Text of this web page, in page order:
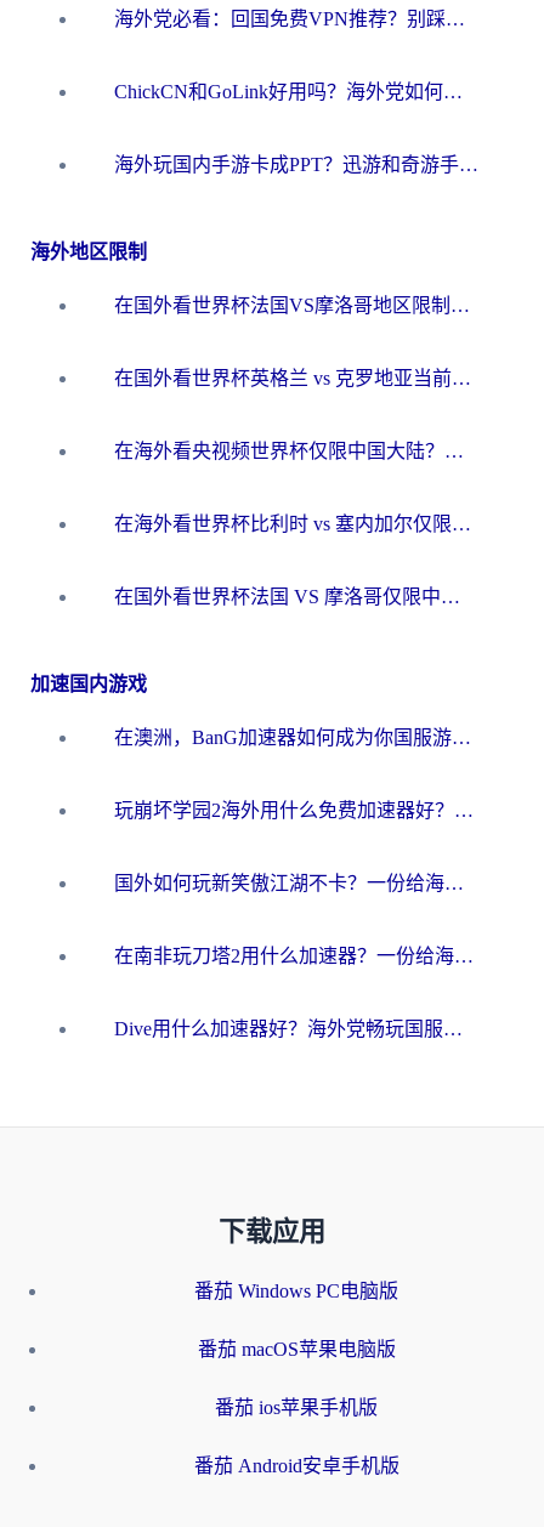
海外党必看：回国免费VPN推荐？别踩坑！教你选对加速器无缝刷国内资源
ChickCN和GoLink好用吗？海外党如何选对回国加速器
海外玩国内手游卡成PPT？迅游和奇游手游哪个好？一篇讲透回国加速器怎么选
海外地区限制
在国外看世界杯法国VS摩洛哥地区限制？这篇指南让你流畅看中文解说无压力
在国外看世界杯英格兰 vs 克罗地亚当前地区不可播放？这篇指南帮你搞定所有海外观赛难题
在海外看央视频世界杯仅限中国大陆？这篇指南帮你解锁中文解说+无卡顿直播
在海外看世界杯比利时 vs 塞内加尔仅限中国大陆？我找到了最流畅的中文解说之路
在国外看世界杯法国 VS 摩洛哥仅限中国大陆？海外党这样看中文解说赛事不卡顿
加速国内游戏
在澳洲，BanG加速器如何成为你国服游戏的“时光机”？
玩崩坏学园2海外用什么免费加速器好？2026海外党亲测国服游戏加速指南
国外如何玩新笑傲江湖不卡？一份给海外游子的终极网络指南
在南非玩刀塔2用什么加速器？一份给海外游子的终极生存指南
Dive用什么加速器好？海外党畅玩国服游戏的终极避坑指南
下载应用
番茄 Windows PC电脑版
番茄 macOS苹果电脑版
番茄 ios苹果手机版
番茄 Android安卓手机版